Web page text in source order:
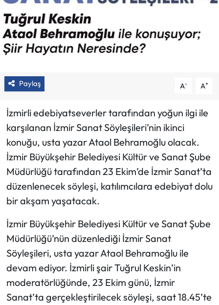
Paylaş A- A+
İzmirli edebiyatseverler tarafından yoğun ilgi ile
karşılanan İzmir Sanat Söyleşileri’nin ikinci
konuğu, usta yazar Ataol Behramoğlu olacak.
İzmir Büyükşehir Belediyesi Kültür ve Sanat Şube
Müdürlüğü tarafından 23 Ekim’de İzmir Sanat’ta
düzenlenecek söyleşi, katılımcılara edebiyat dolu
bir akşam yaşatacak.
İzmir Büyükşehir Belediyesi Kültür ve Sanat Şube
Müdürlüğü’nün düzenlediği İzmir Sanat
Söyleşileri, usta yazar Ataol Behramoğlu ile
devam ediyor. İzmirli şair Tuğrul Keskin’in
moderatörlüğünde, 23 Ekim günü, İzmir
Sanat’ta gerçekleştirilecek söyleşi, saat 18.45’te